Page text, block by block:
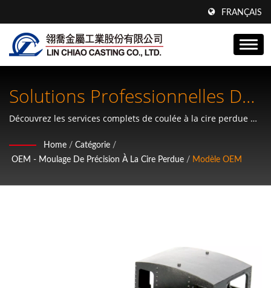
FRANÇAIS
Solutions Professionnelles De
Coulée Sous Pression Pour
OEM
Découvrez les services complets de coulée à la cire perdue de
recherche de précision, de fiabilité et d'innovation
collaborative.
Home / Catégorie /
OEM - Moulage De Précision À La Cire Perdue / Modèle OEM